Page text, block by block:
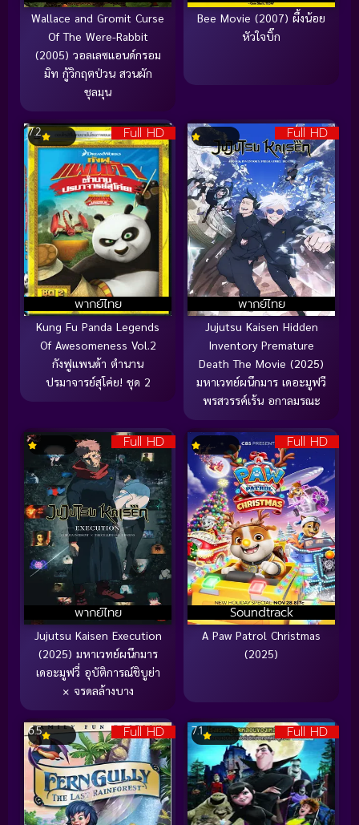
Wallace and Gromit Curse
Of The Were-Rabbit
(2005) วอลเลซแอนด์กรอม
มิท กู้วิกฤตป่วน สวนผัก
ชุลมุน
Bee Movie (2007) ผึ้งน้อย
หัวใจบิ๊ก
Full HD
พากย์ไทย
7.2
Kung Fu Panda Legends
Of Awesomeness Vol.2
กังฟูแพนด้า ตำนาน
ปรมาจารย์สุโค่ย! ชุด 2
Full HD
พากย์ไทย
Jujutsu Kaisen Hidden
Inventory Premature
Death The Movie (2025)
มหาเวทย์ผนึกมาร เดอะมูฟวี
พรสวรรค์เร้น อกาลมรณะ
Full HD
พากย์ไทย
Jujutsu Kaisen Execution
(2025) มหาเวทย์ผนึกมาร
เดอะมูฟวี่ อุบัติการณ์ชิบูย่า
× จรดลล้างบาง
Full HD
Soundtrack
A Paw Patrol Christmas
(2025)
Full HD
6.5 Full HD
7.1